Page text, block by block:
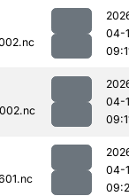
04-
04-
04-